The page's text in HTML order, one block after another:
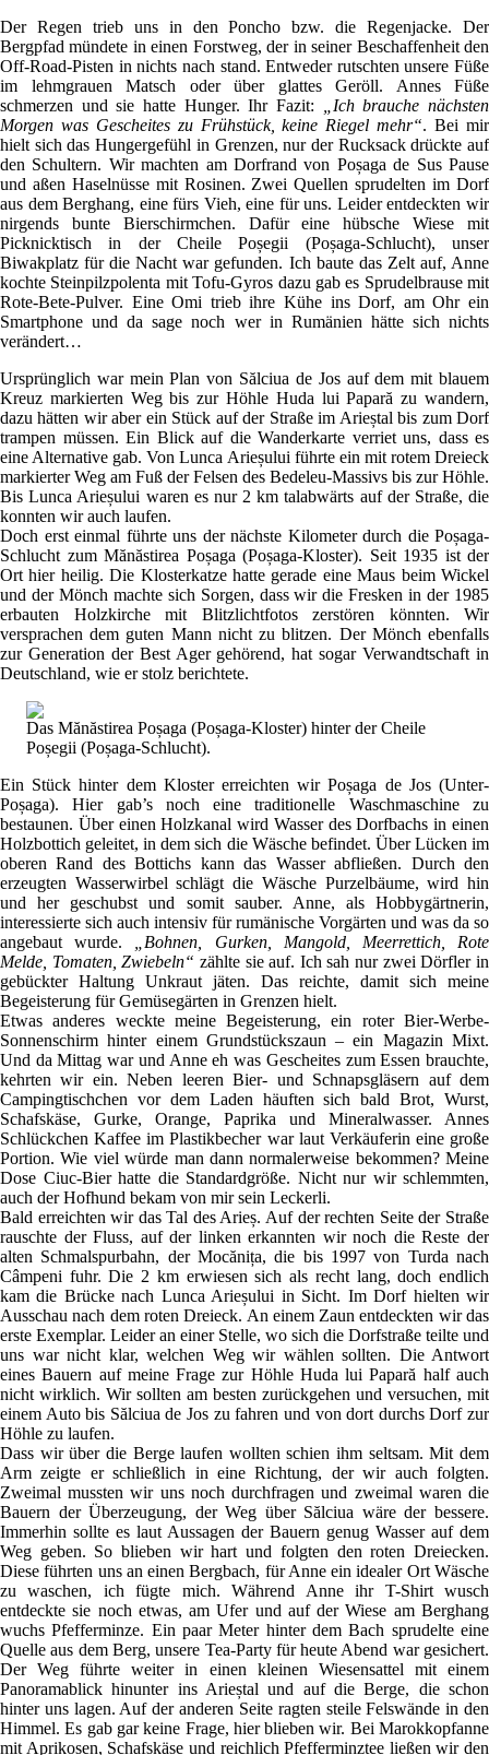
Der Regen trieb uns in den Poncho bzw. die Regenjacke. Der
Bergpfad mündete in einen Forstweg, der in seiner Beschaffenheit den
Off-Road-Pisten in nichts nach stand. Entweder rutschten unsere Füße
im lehmgrauen Matsch oder über glattes Geröll. Annes Füße
schmerzen und sie hatte Hunger. Ihr Fazit:
„Ich brauche nächsten
Morgen was Gescheites zu Frühstück, keine Riegel mehr“. Bei mir
hielt sich das Hungergefühl in Grenzen, nur der Rucksack drückte auf
den Schultern. Wir machten am Dorfrand von Poșaga de Sus Pause
und aßen Haselnüsse mit Rosinen. Zwei Quellen sprudelten im Dorf
aus dem Berghang, eine fürs Vieh, eine für uns. Leider entdeckten wir
nirgends bunte Bierschirmchen. Dafür eine hübsche Wiese mit
Picknicktisch in der Cheile Poșegii (Poșaga-Schlucht), unser
Biwakplatz für die Nacht war gefunden. Ich baute das Zelt auf, Anne
kochte Steinpilzpolenta mit Tofu-Gyros dazu gab es Sprudelbrause mit
Rote-Bete-Pulver. Eine Omi trieb ihre Kühe ins Dorf, am Ohr ein
Smartphone und da sage noch wer in Rumänien hätte sich nichts
verändert…
Ursprünglich war mein Plan von Sălciua de Jos auf dem mit blauem
Kreuz markierten Weg bis zur Höhle Huda lui Papară zu wandern,
dazu hätten wir aber ein Stück auf der Straße im Arieștal bis zum Dorf
trampen müssen. Ein Blick auf die Wanderkarte verriet uns, dass es
eine Alternative gab. Von Lunca Arieșului führte ein mit rotem Dreieck
markierter Weg am Fuß der Felsen des Bedeleu-Massivs bis zur Höhle.
Bis Lunca Arieșului waren es nur 2 km talabwärts auf der Straße, die
konnten wir auch laufen.
Doch erst einmal führte uns der nächste Kilometer durch die Poșaga-
Schlucht zum Mănăstirea Poșaga (Poșaga-Kloster). Seit 1935 ist der
Ort hier heilig. Die Klosterkatze hatte gerade eine Maus beim Wickel
und der Mönch machte sich Sorgen, dass wir die Fresken in der 1985
erbauten Holzkirche mit Blitzlichtfotos zerstören könnten. Wir
versprachen dem guten Mann nicht zu blitzen. Der Mönch ebenfalls
zur Generation der Best Ager gehörend, hat sogar Verwandtschaft in
Deutschland, wie er stolz berichtete.
Das Mănăstirea Poșaga (Poșaga-Kloster) hinter der Cheile
Poșegii (Poșaga-Schlucht).
Ein Stück hinter dem Kloster erreichten wir Poșaga de Jos (Unter-
Poșaga). Hier gab’s noch eine traditionelle Waschmaschine zu
bestaunen. Über einen Holzkanal wird Wasser des Dorfbachs in einen
Holzbottich geleitet, in dem sich die Wäsche befindet. Über Lücken im
oberen Rand des Bottichs kann das Wasser abfließen. Durch den
erzeugten Wasserwirbel schlägt die Wäsche Purzelbäume, wird hin
und her geschubst und somit sauber. Anne, als Hobbygärtnerin,
interessierte sich auch intensiv für rumänische Vorgärten und was da so
angebaut wurde.
„Bohnen, Gurken, Mangold, Meerrettich, Rote
Melde, Tomaten, Zwiebeln“ zählte sie auf. Ich sah nur zwei Dörfler in
gebückter Haltung Unkraut jäten. Das reichte, damit sich meine
Begeisterung für Gemüsegärten in Grenzen hielt.
Etwas anderes weckte meine Begeisterung, ein roter Bier-Werbe-
Sonnenschirm hinter einem Grundstückszaun – ein Magazin Mixt.
Und da Mittag war und Anne eh was Gescheites zum Essen brauchte,
kehrten wir ein. Neben leeren Bier- und Schnapsgläsern auf dem
Campingtischchen vor dem Laden häuften sich bald Brot, Wurst,
Schafskäse, Gurke, Orange, Paprika und Mineralwasser. Annes
Schlückchen Kaffee im Plastikbecher war laut Verkäuferin eine große
Portion. Wie viel würde man dann normalerweise bekommen? Meine
Dose Ciuc-Bier hatte die Standardgröße. Nicht nur wir schlemmten,
auch der Hofhund bekam von mir sein Leckerli.
Bald erreichten wir das Tal des Arieș. Auf der rechten Seite der Straße
rauschte der Fluss, auf der linken erkannten wir noch die Reste der
alten Schmalspurbahn, der Mocănița, die bis 1997 von Turda nach
Câmpeni fuhr. Die 2 km erwiesen sich als recht lang, doch endlich
kam die Brücke nach Lunca Arieșului in Sicht. Im Dorf hielten wir
Ausschau nach dem roten Dreieck. An einem Zaun entdeckten wir das
erste Exemplar. Leider an einer Stelle, wo sich die Dorfstraße teilte und
uns war nicht klar, welchen Weg wir wählen sollten. Die Antwort
eines Bauern auf meine Frage zur Höhle Huda lui Papară half auch
nicht wirklich. Wir sollten am besten zurückgehen und versuchen, mit
einem Auto bis Sălciua de Jos zu fahren und von dort durchs Dorf zur
Höhle zu laufen.
Dass wir über die Berge laufen wollten schien ihm seltsam. Mit dem
Arm zeigte er schließlich in eine Richtung, der wir auch folgten.
Zweimal mussten wir uns noch durchfragen und zweimal waren die
Bauern der Überzeugung, der Weg über Sălciua wäre der bessere.
Immerhin sollte es laut Aussagen der Bauern genug Wasser auf dem
Weg geben. So blieben wir hart und folgten den roten Dreiecken.
Diese führten uns an einen Bergbach, für Anne ein idealer Ort Wäsche
zu waschen, ich fügte mich. Während Anne ihr T-Shirt wusch
entdeckte sie noch etwas, am Ufer und auf der Wiese am Berghang
wuchs Pfefferminze. Ein paar Meter hinter dem Bach sprudelte eine
Quelle aus dem Berg, unsere Tea-Party für heute Abend war gesichert.
Der Weg führte weiter in einen kleinen Wiesensattel mit einem
Panoramablick hinunter ins Arieștal und auf die Berge, die schon
hinter uns lagen. Auf der anderen Seite ragten steile Felswände in den
Himmel. Es gab gar keine Frage, hier blieben wir. Bei Marokkopfanne
mit Aprikosen, Schafskäse und reichlich Pfefferminztee ließen wir den